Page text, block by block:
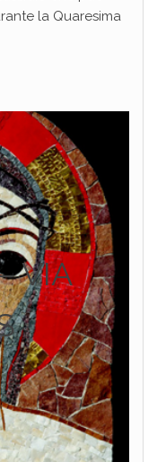
la Quaresima
VIA